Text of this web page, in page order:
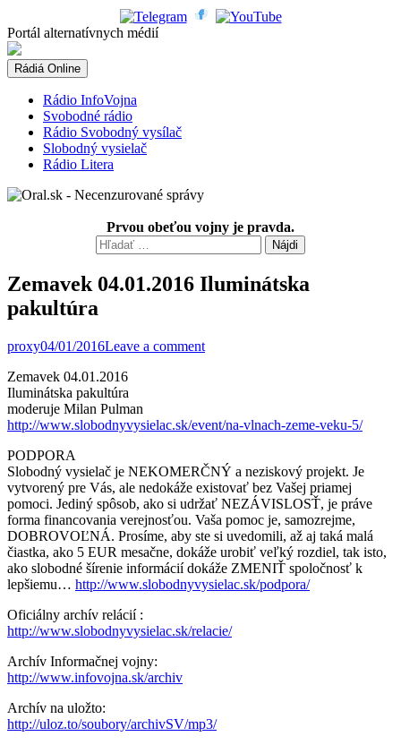
to
content
Portál alternatívnych médií
Rádiá Online
Rádio InfoVojna
Svobodné rádio
Rádio Svobodný vysílač
Slobodný vysielač
Rádio Litera
Prvou obeťou vojny je pravda.
Hľadať:
Zemavek 04.01.2016 Iluminátska
pakultúra
proxy04/01/2016Leave a comment
Zemavek 04.01.2016
Iluminátska pakultúra
moderuje Milan Pulman
http://www.slobodnyvysielac.sk/event/na-vlnach-zeme-veku-5/
PODPORA
Slobodný vysielač je NEKOMERČNÝ a neziskový projekt. Je
vytvorený pre Vás, ale nedokáže existovať bez Vašej priamej
pomoci. Jediný spôsob, ako si udržať NEZÁVISLOSŤ, je práve
forma financovania verejnosťou. Vaša pomoc je, samozrejme,
DOBROVOĽNÁ. Prosíme, aby ste si uvedomili, až aj taká malá
čiastka, ako 5 EUR mesačne, dokáže urobiť veľký rozdiel, tak isto,
ako slobodné šírenie informácií dokáže ZMENIŤ spoločnosť k
lepšiemu… http://www.slobodnyvysielac.sk/podpora/
Oficiálny archív relácií :
http://www.slobodnyvysielac.sk/relacie/
Archív Informačnej vojny:
http://www.infovojna.sk/archiv
Archív na uložto:
http://uloz.to/soubory/archivSV/mp3/